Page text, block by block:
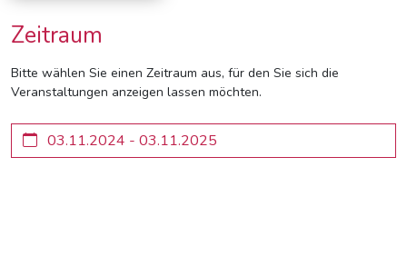
Zeitraum
Bitte wählen Sie einen Zeitraum aus, für den Sie sich die
Veranstaltungen anzeigen lassen möchten.